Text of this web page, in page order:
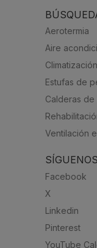
Aerotermia
Aire
Climatización
Estufas de
Calderas
Ventilación
Facebook
X
Linkedin
Pinterest
YouTube